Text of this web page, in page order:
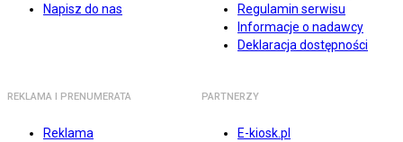
Napisz do nas
Regulamin serwisu
Informacje o nadawcy
Deklaracja dostępności
REKLAMA I PRENUMERATA
Reklama
PARTNERZY
E-kiosk.pl